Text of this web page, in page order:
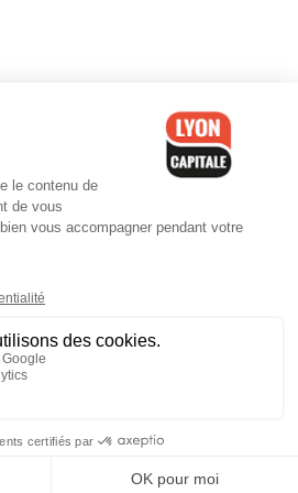
légales-CGV-Politique de
cookies
Cedex 06